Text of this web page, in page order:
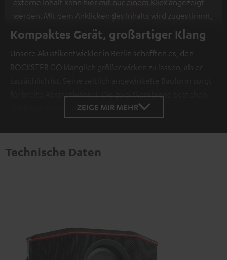
werden. Mit dem Anklicken des Inhalts wird zugestimmt,
dass externe Inhalte angezeigt werden. Dabei können
personenbezogene Daten an Drittplattformen
übermittelt werden. Weitere Informationen sind in der
Datenschutzerklärung unter I zu finden
Kompaktes Gerät, großartiger Klang
Unsere Akustikentwickler in Berlin schafften es, den
ROCKSTER GO klanglich größer wirken zu lassen, als er
für breite Abstrahlwinkel. Die zwei Membrane bestehen
aus langlebigem, robustem Aluminium.
ZEIGE MIR MEHR
Technische Daten